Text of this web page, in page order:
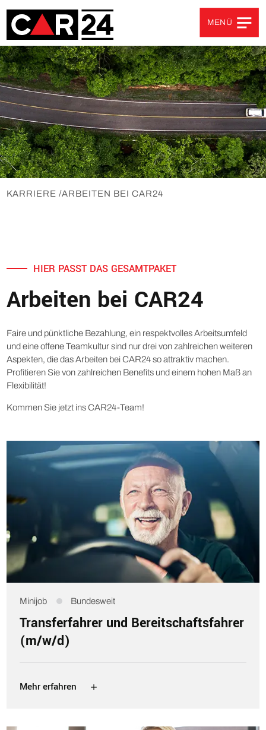
Unternehmen
ÜBER UNS
SPONSORING
AKTUELLES
PARTNER
FAHRZEUGZULASSUNG
FAHRZEUGLAGERUNG
Karriere
Kontakt
Fahrer-Login
MENÜ
KARRIERE /ARBEITEN BEI CAR24
HIER PASST DAS GESAMTPAKET
Arbeiten bei CAR24
Faire und pünktliche Bezahlung, ein respektvolles Arbeitsumfeld
und eine offene Teamkultur sind nur drei von zahlreichen weiteren
Aspekten, die das Arbeiten bei CAR24 so attraktiv machen.
Profitieren Sie von zahlreichen Benefits und einem hohen Maß an
Flexibilität!
Kommen Sie jetzt ins CAR24-Team!
Minijob Bundesweit
Transferfahrer und Bereitschaftsfahrer
(m/w/d)
Mehr erfahren